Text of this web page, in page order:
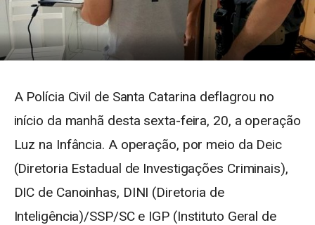
A Polícia Civil de Santa Catarina deflagrou no
início da manhã desta sexta-feira, 20, a operação
Luz na Infância. A operação, por meio da Deic
(Diretoria Estadual de Investigações Criminais),
DIC de Canoinhas, DINI (Diretoria de
Inteligência)/SSP/SC e IGP (Instituto Geral de